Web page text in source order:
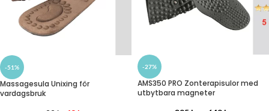
-51%
Massagesula Unixing för
vardagsbruk
-27%
AMS350 PRO Zonterapisulor med
utbytbara magneter